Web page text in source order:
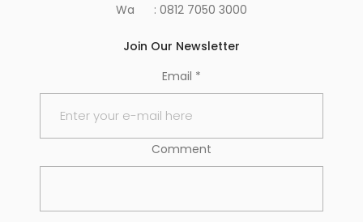
Wa : 0812 7050 3000
Join Our Newsletter
Email *
Comment